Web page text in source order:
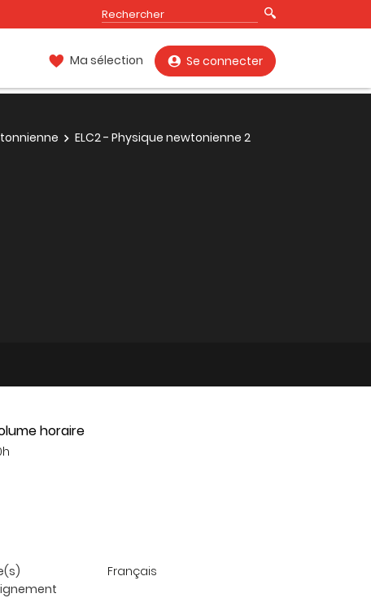
Ma sélection Se connecter
ELC2 - Physique newtonienne 2
horaire
Français